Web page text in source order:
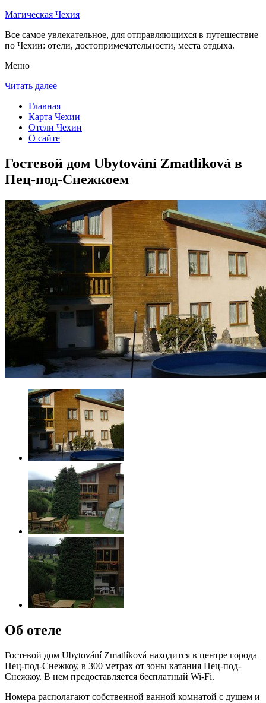
Магическая Чехия
Все самое увлекательное, для отправляющихся в путешествие
по Чехии: отели, достопримечательности, места отдыха.
Меню
Читать далее
Главная
Карта Чехии
Отели Чехии
О сайте
Гостевой дом Ubytování Zmatlíková в
Пец-под-Снежкоем
Об отеле
Гостевой дом Ubytování Zmatlíková находится в центре города
Пец-под-Снежкоу, в 300 метрах от зоны катания Пец-под-
Снежкоу. В нем предоставляется бесплатный Wi-Fi.
Номера располагают собственной ванной комнатой с душем и